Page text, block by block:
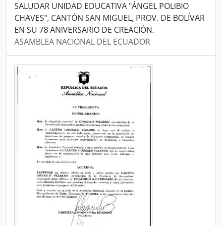
SALUDAR UNIDAD EDUCATIVA "ÁNGEL POLIBIO
CHAVES", CANTÓN SAN MIGUEL, PROV. DE BOLÍVAR
EN SU 78 ANIVERSARIO DE CREACIÓN.
ASAMBLEA NACIONAL DEL ECUADOR